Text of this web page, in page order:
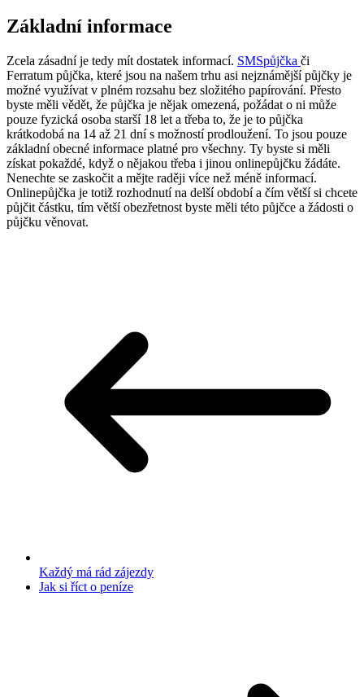
Základní informace
Zcela zásadní je tedy mít dostatek informací. SMSpůjčka či
Ferratum půjčka, které jsou na našem trhu asi nejznámější půjčky je
možné využívat v plném rozsahu bez složitého papírování. Přesto
byste měli vědět, že půjčka je nějak omezená, požádat o ni může
pouze fyzická osoba starší 18 let a třeba to, že je to půjčka
krátkodobá na 14 až 21 dní s možností prodloužení. To jsou pouze
základní obecné informace platné pro všechny. Ty byste si měli
získat pokaždé, když o nějakou třeba i jinou onlinepůjčku žádáte.
Nenechte se zaskočit a mějte raději více než méně informací.
Onlinepůjčka je totiž rozhodnutí na delší období a čím větší si chcete
půjčit částku, tím větší obezřetnost byste měli této půjčce a žádosti o
půjčku věnovat.
Každý má rád zájezdy
Jak si říct o peníze